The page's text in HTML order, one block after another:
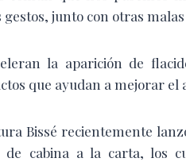
gestos, junto con otras
la aparición de
que ayudan a mejorar el
Bissé recientemente
de cabina a la carta, los